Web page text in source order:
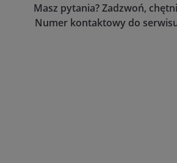
Masz pytania? Zadzwoń,
Numer kontaktowy do